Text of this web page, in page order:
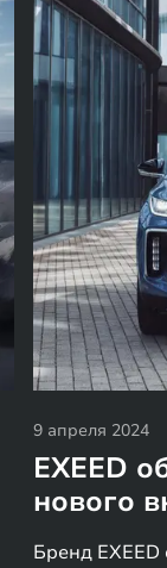
9 апреля 2024
EXEED
нового
Бренд EXEED